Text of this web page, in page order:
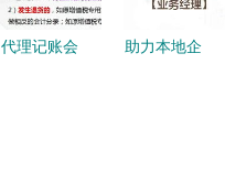
代理记账会
助力本地企